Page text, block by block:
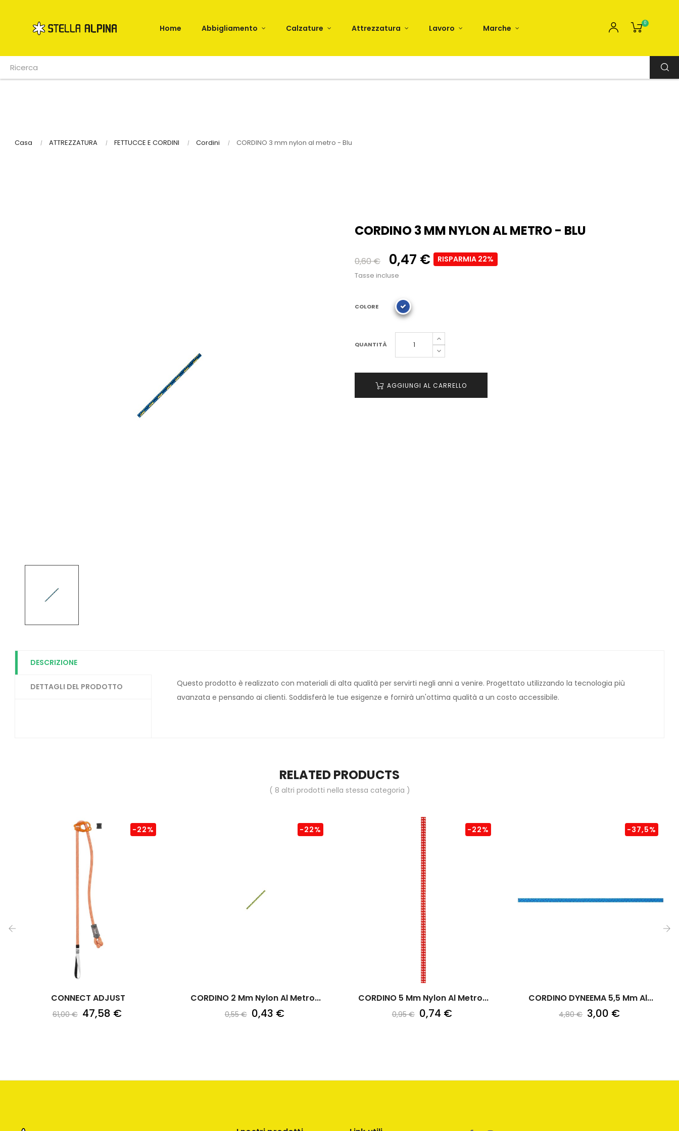
Home Abbigliamento Calzature Attrezzatura Lavoro Marche
0
Casa ATTREZZATURA FETTUCCE E CORDINI Cordini CORDINO 3 mm nylon al metro - Blu
CORDINO 3 MM NYLON AL METRO - BLU
0,60 € 0,47 € RISPARMIA 22%
Tasse incluse
COLORE
QUANTITÀ
AGGIUNGI AL CARRELLO
DESCRIZIONE
DETTAGLI DEL PRODOTTO
Questo prodotto è realizzato con materiali di alta qualità per servirti negli anni a venire. Progettato utilizzando la tecnologia più
avanzata e pensando ai clienti. Soddisferà le tue esigenze e fornirà un'ottima qualità a un costo accessibile.
RELATED PRODUCTS
( 8 altri prodotti nella stessa categoria )
CONNECT ADJUST
61,00 €
-22%
47,58 €
CORDINO 2 Mm Nylon Al Metro...
0,55 €
-22%
0,43 €
CORDINO 5 Mm Nylon Al Metro...
0,95 €
-22%
0,74 €
CORDINO DYNEEMA 5,5 Mm Al...
4,80 €
-37,5%
3,00 €